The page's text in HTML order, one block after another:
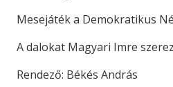
Mesejáték a Demokratikus
A dalokat Magyari Imre
Rendező: Békés András